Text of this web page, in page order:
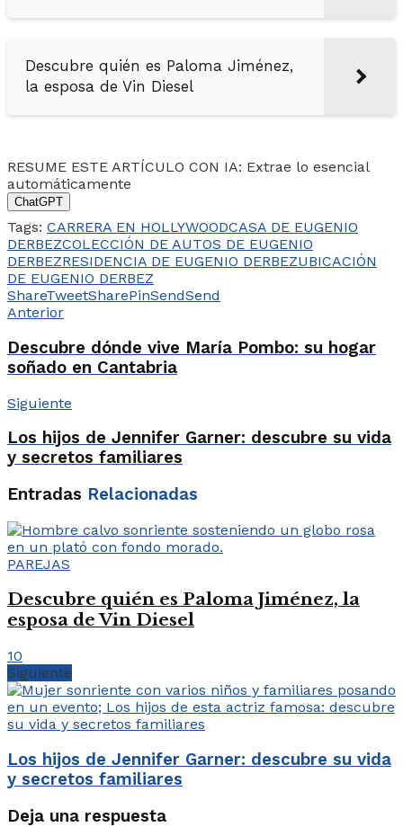
Descubre quién es Paloma Jiménez,
la esposa de Vin Diesel
RESUME ESTE ARTÍCULO CON IA: Extrae lo esencial
automáticamente
ChatGPT
Tags: CARRERA EN HOLLYWOODCASA DE EUGENIO
DERBEZCOLECCIÓN DE AUTOS DE EUGENIO
DERBEZRESIDENCIA DE EUGENIO DERBEZUBICACIÓN
DE EUGENIO DERBEZ
ShareTweetSharePinSendSend
Anterior
Descubre dónde vive María Pombo: su hogar
soñado en Cantabria
Siguiente
Los hijos de Jennifer Garner: descubre su vida
y secretos familiares
Entradas Relacionadas
PAREJAS
Descubre quién es Paloma Jiménez, la
esposa de Vin Diesel
10
Siguiente
Los hijos de Jennifer Garner: descubre su vida
y secretos familiares
Deja una respuesta